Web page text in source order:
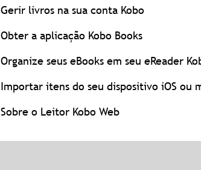
Gerir livros na sua conta Kobo
Obter a aplicação Kobo Books
Organize seus eBooks em seu eReader
Importar itens do seu dispositivo iOS ou
Sobre o Leitor Kobo Web